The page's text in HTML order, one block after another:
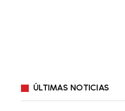
ÚLTIMAS NOTICIAS